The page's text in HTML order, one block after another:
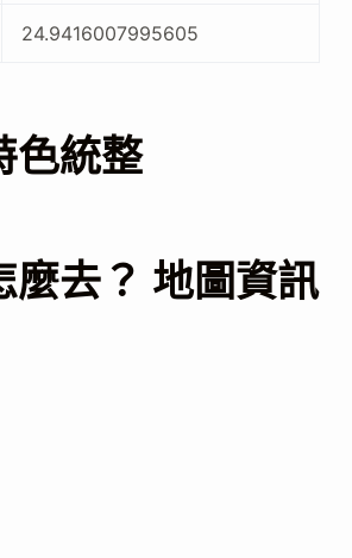
24.9416007995605
色統整
麼去？ 地圖資訊